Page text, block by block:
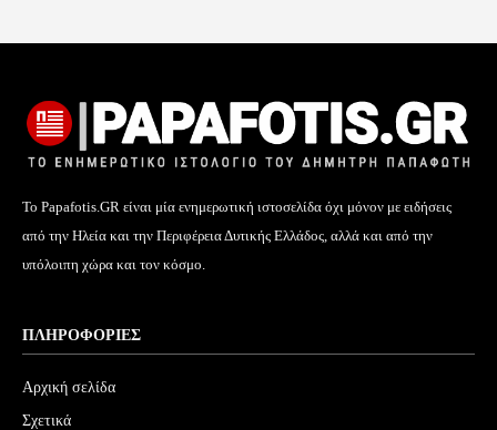
Το Papafotis.GR είναι μία ενημερωτική ιστοσελίδα όχι μόνον με ειδήσεις
από την Ηλεία και την Περιφέρεια Δυτικής Ελλάδος, αλλά και από την
υπόλοιπη χώρα και τον κόσμο.
ΠΛΗΡΟΦΟΡΊΕΣ
Αρχική σελίδα
Σχετικά